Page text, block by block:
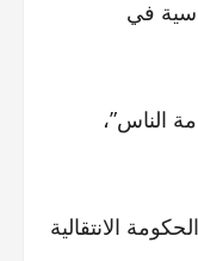
في
الناس”،
الانتقالية